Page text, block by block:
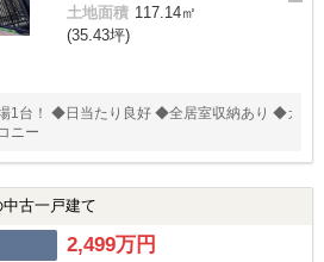
土地面積 117.14㎡
(35.43坪)
台！ ◆日当たり良好 ◆全居室収納あり ◆カ
ニー
中古一戸建て
2,499万円